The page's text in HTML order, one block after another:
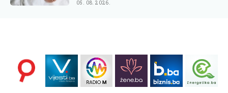
05. 08. 2026.